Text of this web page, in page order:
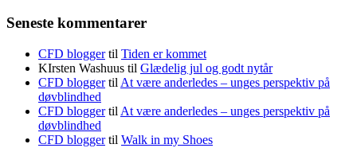
Seneste kommentarer
CFD bloggertil Tiden er kommet
KIrsten Washuus til Glædelig jul og godt nytår
CFD bloggertil At være anderledes – unges perspektiv på
døvblindhed
CFD bloggertil At være anderledes – unges perspektiv på
døvblindhed
CFD bloggertil Walk in my Shoes